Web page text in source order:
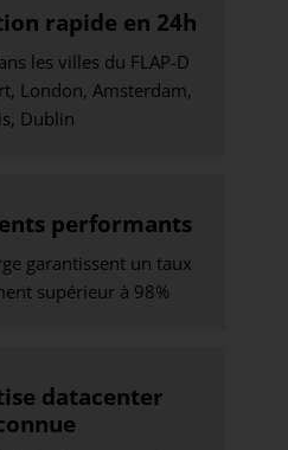
rapide en 24h
les villes du FLAP-D
London, Amsterdam,
Dublin
performants
garantissent un taux
supérieur à 98%
datacenter